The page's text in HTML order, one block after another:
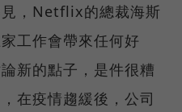
，Netflix的總裁海斯
工作會帶來任何好
新的點子，是件很糟
在疫情趨緩後，公司